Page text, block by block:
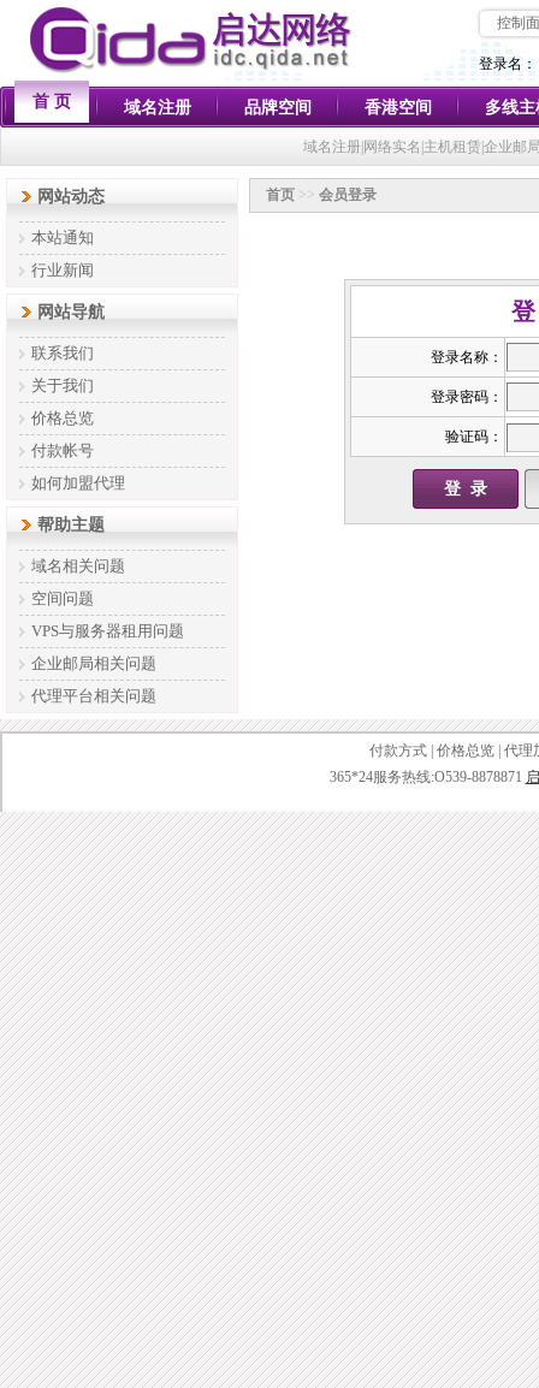
控制
登录名：
首 页 域名注册 品牌空间 香港空间 多线主
域名注册|网络实名|主机租赁|企业邮
网站动态
本站通知
行业新闻
网站导航
联系我们
关于我们
价格总览
付款帐号
如何加盟代理
帮助主题
域名相关问题
空间问题
VPS与服务器租用问题
企业邮局相关问题
代理平台相关问题
首页 >> 会员登录
登录名称：
登录密码：
验证码：
付款方式 价格总览 代理
365*24服务热线:O539-8878871